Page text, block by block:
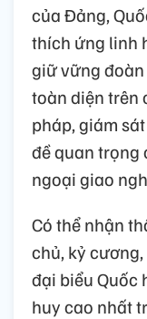
của Đảng,
thích ứng linh
giữ vững
toàn diện trên
pháp, giám
đề quan trọng
ngoại giao
Có thể nhận
chủ, kỷ
đại biểu Quốc
huy cao nhất